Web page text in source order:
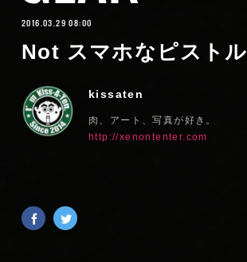
2016.03.29 08:00
Not スマホなピストル
kissaten
肉、アート、写真が好き。
http://xenontenter.com